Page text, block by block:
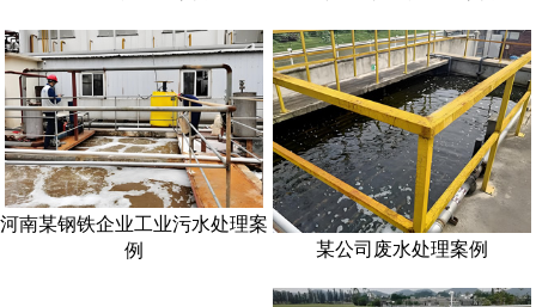
河南某钢铁企业工业污水处理案
例
某公司废水处理案例